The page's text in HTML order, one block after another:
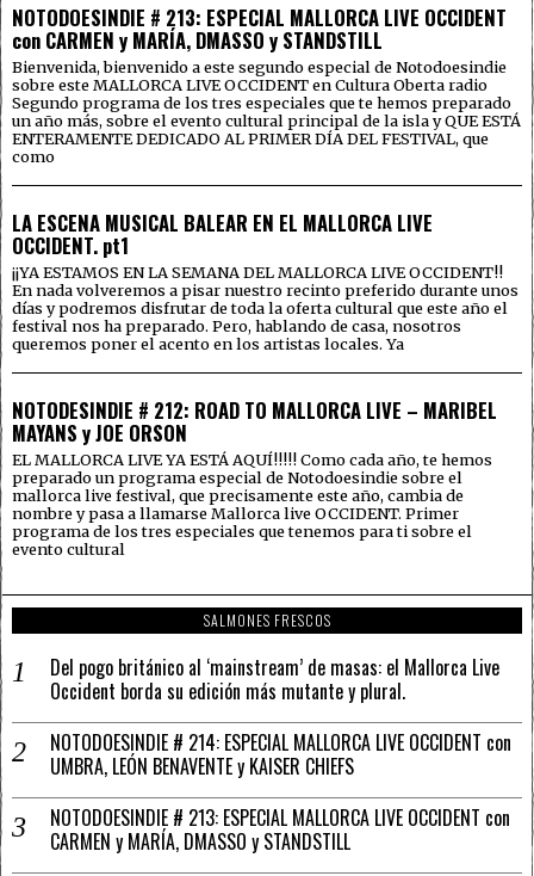
NOTODOESINDIE # 213: ESPECIAL MALLORCA LIVE OCCIDENT
con CARMEN y MARÍA, DMASSO y STANDSTILL
Bienvenida, bienvenido a este segundo especial de Notodoesindie
sobre este MALLORCA LIVE OCCIDENT en Cultura Oberta radio
Segundo programa de los tres especiales que te hemos preparado
un año más, sobre el evento cultural principal de la isla y QUE ESTÁ
ENTERAMENTE DEDICADO AL PRIMER DÍA DEL FESTIVAL, que
como
LA ESCENA MUSICAL BALEAR EN EL MALLORCA LIVE
OCCIDENT. pt1
¡¡YA ESTAMOS EN LA SEMANA DEL MALLORCA LIVE OCCIDENT!!
En nada volveremos a pisar nuestro recinto preferido durante unos
días y podremos disfrutar de toda la oferta cultural que este año el
festival nos ha preparado. Pero, hablando de casa, nosotros
queremos poner el acento en los artistas locales. Ya
NOTODESINDIE # 212: ROAD TO MALLORCA LIVE – MARIBEL
MAYANS y JOE ORSON
EL MALLORCA LIVE YA ESTÁ AQUÍ!!!!! Como cada año, te hemos
preparado un programa especial de Notodoesindie sobre el
mallorca live festival, que precisamente este año, cambia de
nombre y pasa a llamarse Mallorca live OCCIDENT. Primer
programa de los tres especiales que tenemos para ti sobre el
evento cultural
SALMONES FRESCOS
Del pogo británico al ‘mainstream’ de masas: el Mallorca Live
Occident borda su edición más mutante y plural.
NOTODOESINDIE # 214: ESPECIAL MALLORCA LIVE OCCIDENT con
UMBRA, LEÓN BENAVENTE y KAISER CHIEFS
NOTODOESINDIE # 213: ESPECIAL MALLORCA LIVE OCCIDENT con
CARMEN y MARÍA, DMASSO y STANDSTILL